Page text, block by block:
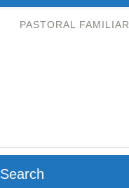
PASTORAL FAMILIAR
Search